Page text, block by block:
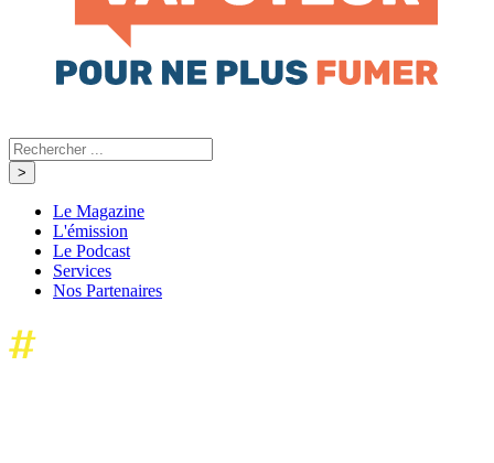
Le Magazine
L'émission
Le Podcast
Services
Nos Partenaires